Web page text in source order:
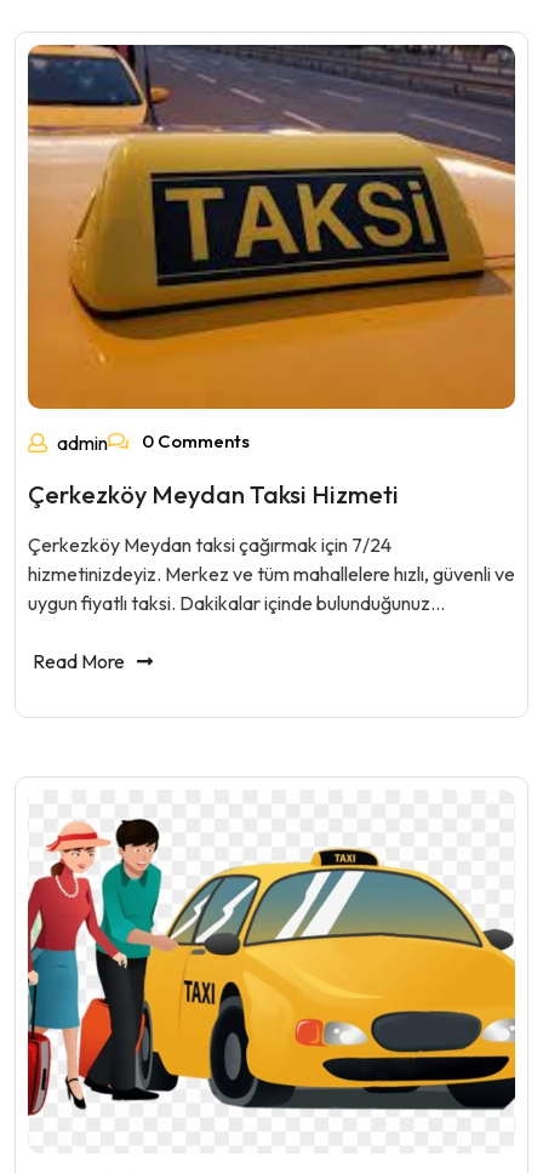
admin 0 Comments
Çerkezköy Meydan Taksi Hizmeti
Çerkezköy Meydan taksi çağırmak için 7/24
hizmetinizdeyiz. Merkez ve tüm mahallelere hızlı, güvenli ve
uygun fiyatlı taksi. Dakikalar içinde bulunduğunuz…
Read More